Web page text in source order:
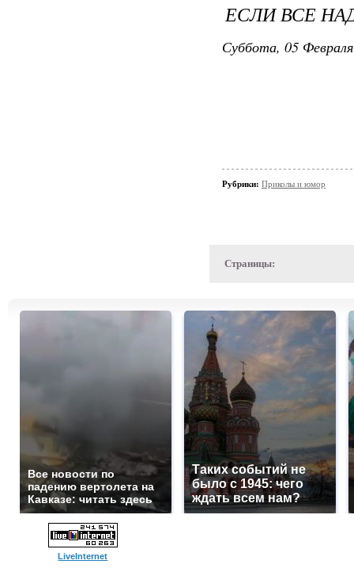
ЕСЛИ ВСЕ
Суббота, 05
Рубрики: Приколы и юмор
Страницы:
Все новости по
падению вертолета на
Кавказе: читать здесь
Таких событий не
было с 1945: чего
ждать всем нам?
LiveInternet